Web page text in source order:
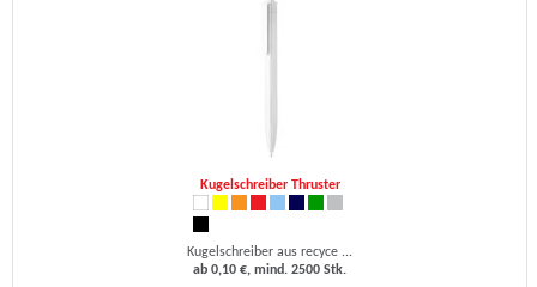
Kugelschreiber Thruster
Kugelschreiber aus recyce ...
ab 0,10 €, mind. 2500 Stk.